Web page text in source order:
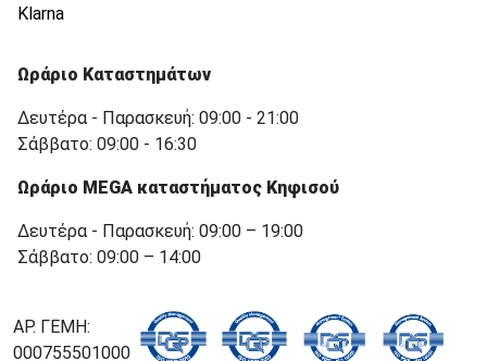
Klarna
Ωράριο Καταστημάτων
Δευτέρα - Παρασκευή: 09:00 - 21:00
Σάββατο: 09:00 - 16:30
Ωράριο MEGA καταστήματος Κηφισού
Δευτέρα - Παρασκευή: 09:00 – 19:00
Σάββατο: 09:00 – 14:00
ΑΡ. ΓΕΜΗ:
000755501000